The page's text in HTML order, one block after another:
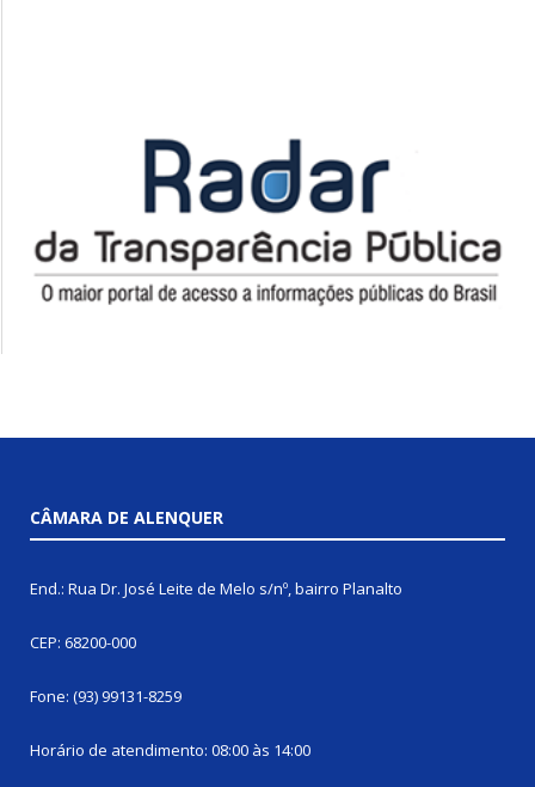
CÂMARA DE ALENQUER
End.: Rua Dr. José Leite de Melo s/nº, bairro Planalto
CEP: 68200-000
Fone: (93) 99131-8259
Horário de atendimento: 08:00 às 14:00